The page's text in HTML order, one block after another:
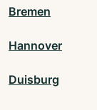
Bremen
Hannover
Duisburg